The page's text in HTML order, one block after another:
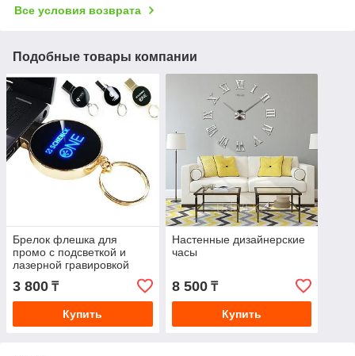
Все условия возврата
Подобные товары компании
Брелок флешка для
промо с подсветкой и
лазерной гравировкой
логотипа
3 800 ₸
Купить
Настенные дизайнерские
часы
8 500₸
Купить